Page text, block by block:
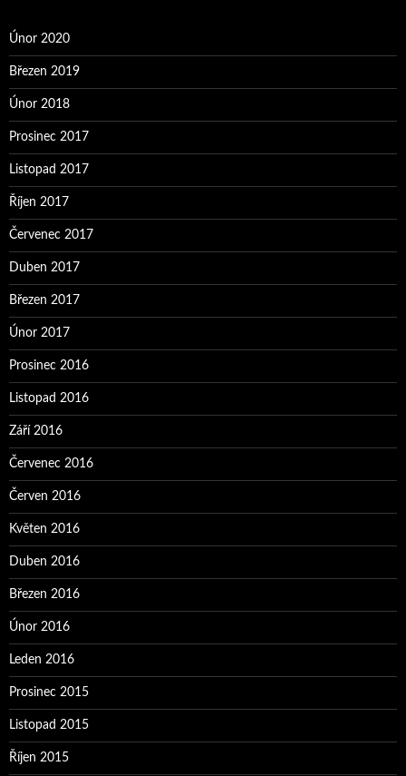
Únor 2020
Březen 2019
Únor 2018
Prosinec 2017
Listopad 2017
Říjen 2017
Červenec 2017
Duben 2017
Březen 2017
Únor 2017
Prosinec 2016
Listopad 2016
Září 2016
Červenec 2016
Červen 2016
Květen 2016
Duben 2016
Březen 2016
Únor 2016
Leden 2016
Prosinec 2015
Listopad 2015
Říjen 2015